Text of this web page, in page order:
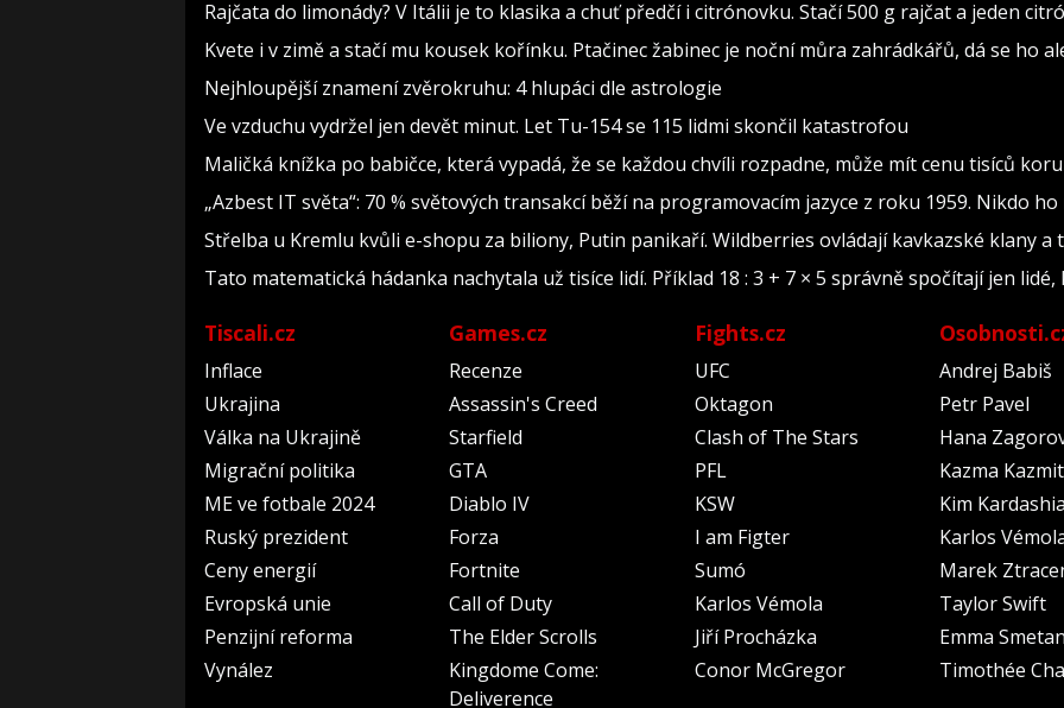
Rajčata do limonády? V Itálii je to klasika a chuť předčí i citrónovku. Stačí 500 g rajčat a jeden
Kvete i v zimě a stačí mu kousek kořínku. Ptačinec žabinec je noční můra zahrádkářů, dá se ho
Nejhloupější znamení zvěrokruhu: 4 hlupáci dle astrologie
Ve vzduchu vydržel jen devět minut. Let Tu-154 se 115 lidmi skončil katastrofou
Maličká knížka po babičce, která vypadá, že se každou chvíli rozpadne, může mít cenu tisíců
„Azbest IT světa“: 70 % světových transakcí běží na programovacím jazyce z roku 1959. Nikdo
Střelba u Kremlu kvůli e-shopu za biliony, Putin panikaří. Wildberries ovládají kavkazské klany a
Tato matematická hádanka nachytala už tisíce lidí. Příklad 18 : 3 + 7 × 5 správně spočítají jen
Tiscali.cz
Inflace
Ukrajina
Válka na Ukrajině
Migrační politika
ME ve fotbale 2024
Ruský prezident
Ceny energií
Evropská unie
Penzijní reforma
Vynález
Games.cz
Recenze
Assassin's Creed
Starfield
GTA
Diablo IV
Forza
Fortnite
Call of Duty
The Elder Scrolls
Kingdome Come:
Deliverence
Fights.cz
UFC
Oktagon
Clash of The Stars
PFL
KSW
I am Figter
Sumó
Karlos Vémola
Jiří Procházka
Conor McGregor
Andrej Babiš
Petr Pavel
Hana
Kazma
Kim
Karlos
Marek
Taylor Swift
Emma
Timothée